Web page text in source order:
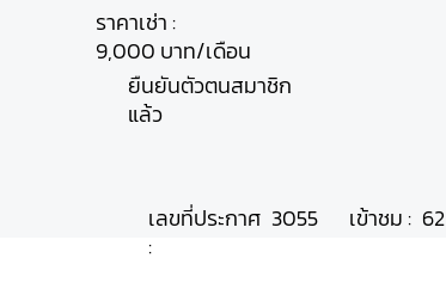
ราคาเช่า :
9,000 บาท/เดือน
ยืนยันตัวตนสมาชิก
แล้ว
เลขที่ประกาศ
:
3055 เข้าชม : 62